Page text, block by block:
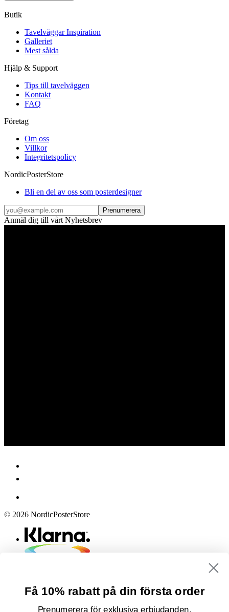
Butik
Tavelväggar Inspiration
Galleriet
Mest sålda
Hjälp & Support
Tips till tavelväggen
Kontakt
FAQ
Företag
Om oss
Villkor
Integritetspolicy
NordicPosterStore
Bli en del av oss som posterdesigner
Prenumerera
Anmäl dig till vårt Nyhetsbrev
© 2026 NordicPosterStore
Få 10% rabatt på din första order
Prenumerera för exklusiva erbjudanden,